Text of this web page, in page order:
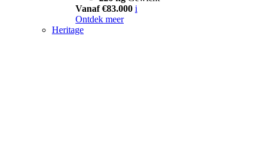
Vanaf €83.000 i
Ontdek meer
Heritage